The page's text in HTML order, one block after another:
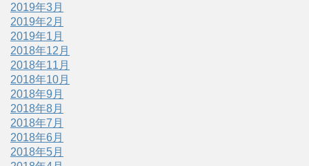
2019年3月
2019年2月
2019年1月
2018年12月
2018年11月
2018年10月
2018年9月
2018年8月
2018年7月
2018年6月
2018年5月